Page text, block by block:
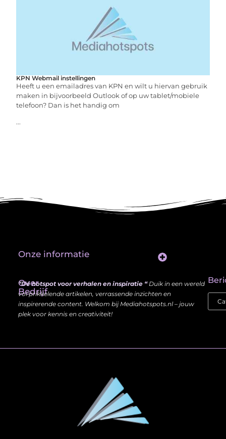
KPN Webmail instellingen
Heeft u een emailadres van KPN en wilt u hiervan gebruik
maken in bijvoorbeeld Outlook of op uw tablet/mobiele
telefoon? Dan is het handig om
...
Over
Bedrijf
“Dé hotspot voor verhalen en inspiratie “Duik in een wereld
vol prikkelende artikelen, verrassende inzichten en
inspirerende content. Welkom bij Mediahotspots.nl – jouw
plek voor kennis en creativiteit!
Onze informatie